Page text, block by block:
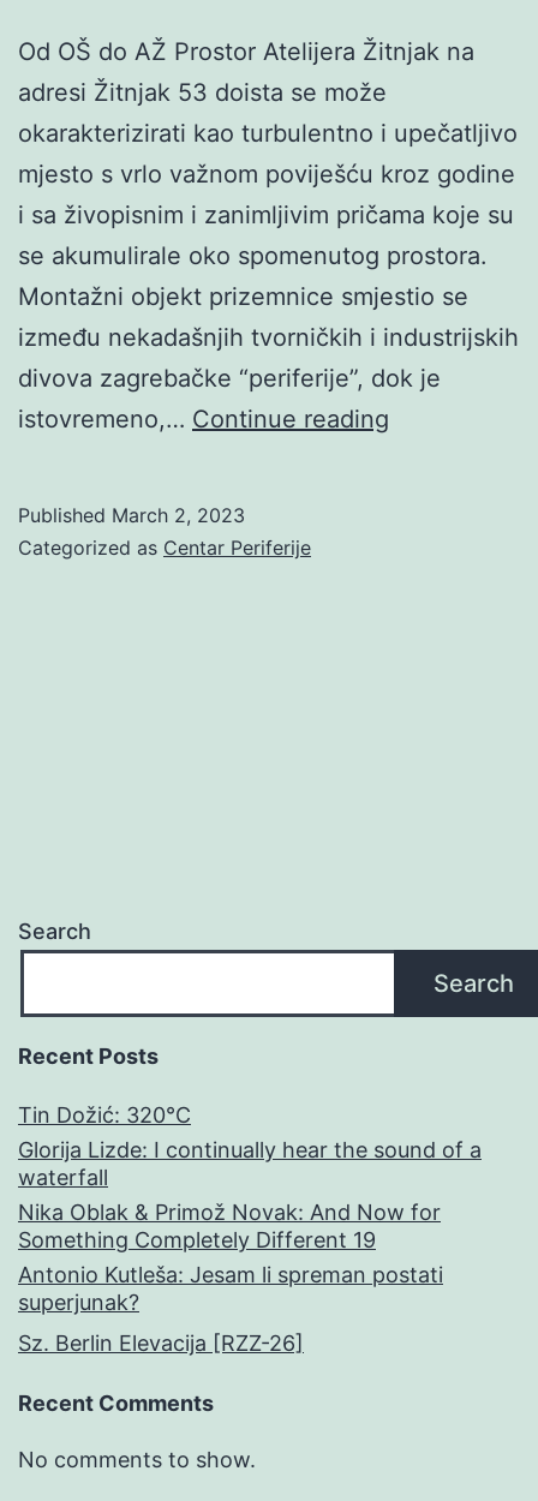
Od OŠ do AŽ Prostor Atelijera Žitnjak na
adresi Žitnjak 53 doista se može
okarakterizirati kao turbulentno i upečatljivo
mjesto s vrlo važnom poviješću kroz godine
i sa živopisnim i zanimljivim pričama koje su
se akumulirale oko spomenutog prostora.
Montažni objekt prizemnice smjestio se
između nekadašnjih tvorničkih i industrijskih
divova zagrebačke “periferije”, dok je
istovremeno,… Continue reading
Published March 2, 2023
Categorized as Centar Periferije
Search
Search
Recent Posts
Tin Dožić: 320°C
Glorija Lizde: I continually hear the sound of a
waterfall
Nika Oblak & Primož Novak: And Now for
Something Completely Different 19
Antonio Kutleša: Jesam li spreman postati
superjunak?
Sz. Berlin Elevacija [RZZ-26]
Recent Comments
No comments to show.